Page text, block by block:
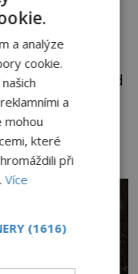
v afrických
zvíře, před
ocas a sílu
dokonce
záhadným
ale aspoň
tvora potvrdily?
a analýze
cookie.
a
mohou
které
při
Více
(1616)